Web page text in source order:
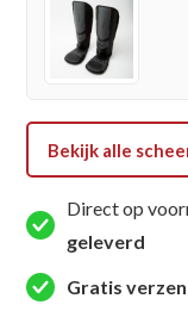
Bekijk alle
Direct op
geleverd
Gratis